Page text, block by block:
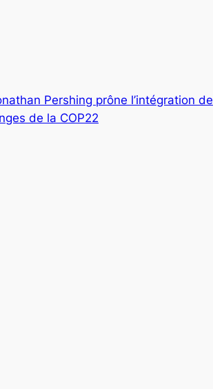
Pershing prône l’intégration de
de la COP22